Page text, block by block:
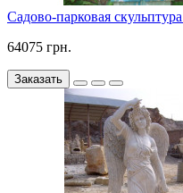
Садово-парковая
64075 грн.
Заказать